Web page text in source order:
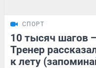
СПОРТ
10 тысяч шагов
Тренер
к лету